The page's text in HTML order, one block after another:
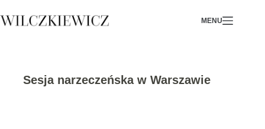
to
MENU
Sesja narzeczeńska w Warszawie